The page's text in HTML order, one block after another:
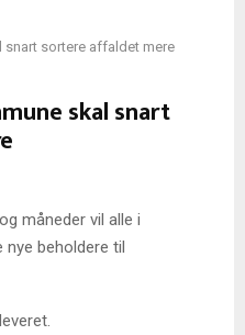
snart sortere affaldet mere
skal snart
måneder vil alle i
beholdere til